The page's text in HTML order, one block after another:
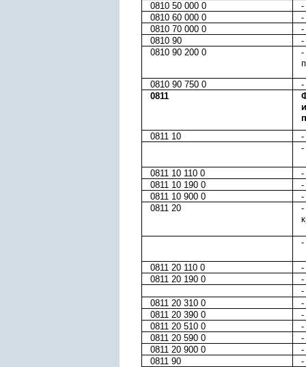
0810 50 000 0
-
0810 60 000 0
-
0810 70 000 0
-
0810 90
-
0810 90 200 0
-
0810 90 750 0
-
0811
0811 10
-
-
0811 10 110 0
-
0811 10 190 0
-
0811 10 900 0
-
0811 20
-
-
0811 20 110 0
-
0811 20 190 0
-
-
0811 20 310 0
-
0811 20 390 0
-
0811 20 510 0
-
0811 20 590 0
-
0811 20 900 0
-
0811 90
-